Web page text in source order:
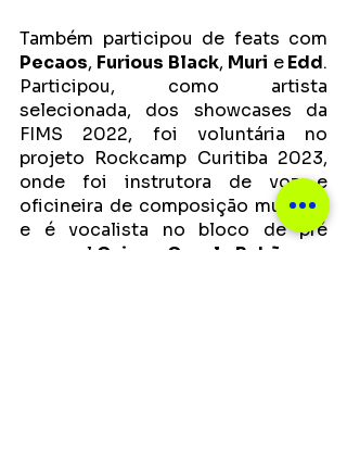
Pecaos, Furious Black, Muri e Edd.
Participou, como artista
selecionada, dos showcases da
FIMS 2022, foi voluntária no
projeto Rockcamp Curitiba 2023,
onde foi instrutora de voz e
oficineira de composição musical,
e é vocalista no bloco de pré
carnaval Caiu no Cavalo Babão